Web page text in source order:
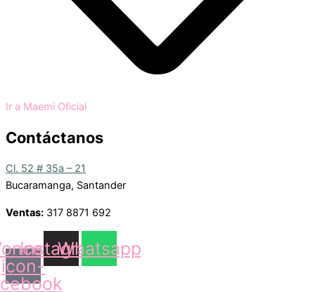
Ir a Maemi Oficial
Contáctanos
Cl. 52 # 35a – 21
Bucaramanga, Santander
Ventas: 317 8871 692
icon-
Instagram
Whatsapp